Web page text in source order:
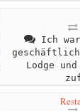
Ich war
Lodge